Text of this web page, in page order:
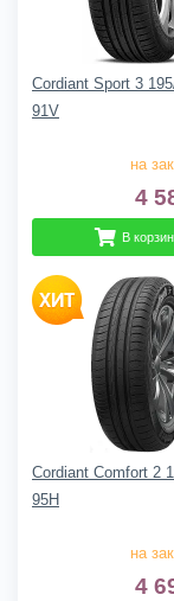
Cordiant Sport 3
91V
на
4
В
Cordiant Comfort 2
95H
на
4